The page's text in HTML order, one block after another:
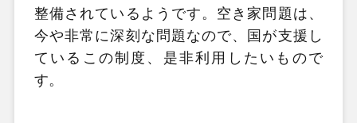
整備されているようです。空き家問題は、
今や非常に深刻な問題なので、国が支援し
ているこの制度、是非利用したいもので
す。